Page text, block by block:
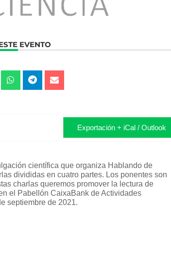
EVENTO
Exportación + iCal / Outlook
científica que organiza Hablando de
divididas en cuatro partes. Los ponentes son
charlas queremos promover la lectura de
el Pabellón CaixaBank de Actividades
septiembre de 2021.